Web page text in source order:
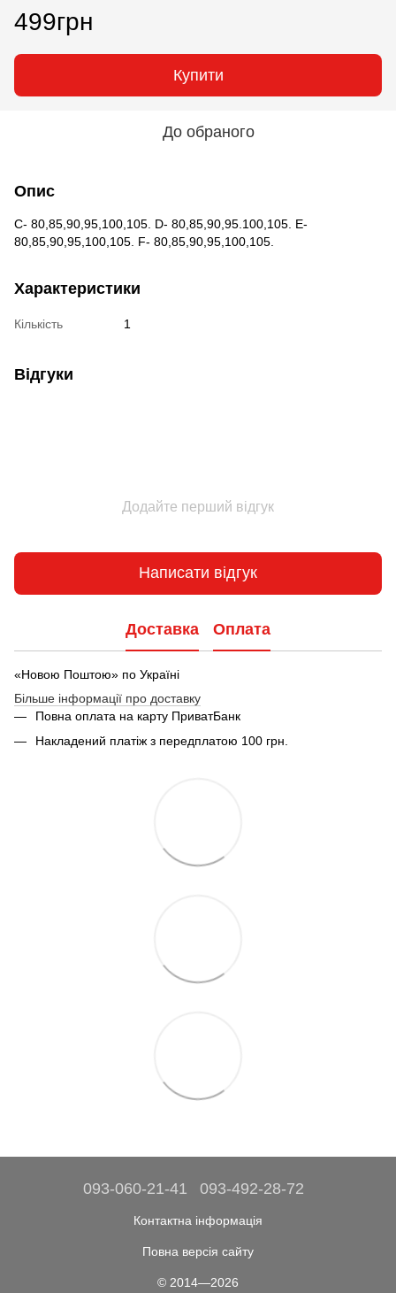
499грн
Купити
До обраного
Опис
С- 80,85,90,95,100,105. D- 80,85,90,95.100,105. E-
80,85,90,95,100,105. F- 80,85,90,95,100,105.
Характеристики
Кількість 1
Відгуки
Додайте перший відгук
Написати відгук
Доставка Оплата
«Новою Поштою» по Україні
Більше інформації про доставку
Повна оплата на карту ПриватБанк
Накладений платіж з передплатою 100 грн.
093-060-21-41 093-492-28-72
Контактна інформація
Повна версія сайту
© 2014—2026